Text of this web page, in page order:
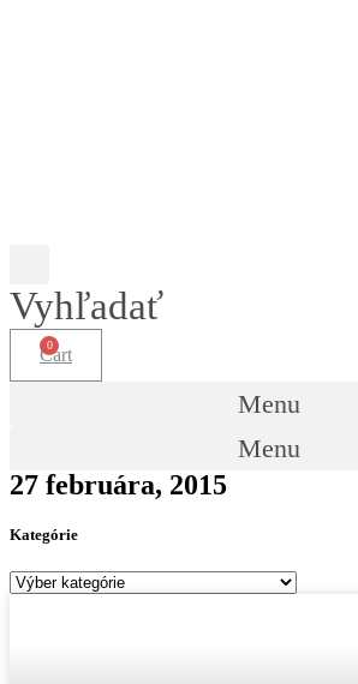
Vyhľadať
Cart
Menu
Menu
27 februára, 2015
Kategórie
Kategórie